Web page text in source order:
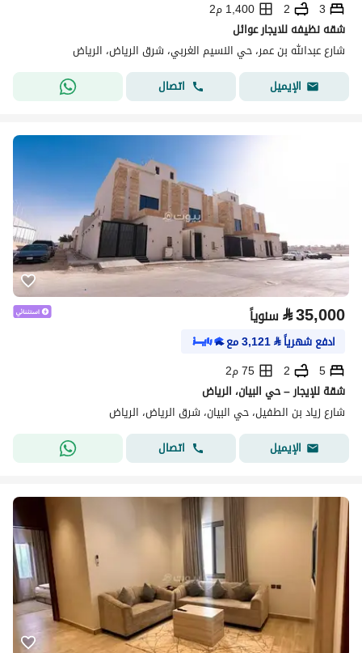
3
2
1,400 م2
شقه نظيفه للايجار عوائل
شارع عبدالله بن عمر، حي النسيم الغربي، شرق الرياض، الرياض
الإيميل
اتصال
⃁35,000 سنوياً
ادفع شهرياً⃁
3,121مع
5
2
75 م2
شقة للإيجار – حي البيان، الرياض
شارع زياد بن الطفيل، حي البيان، شرق الرياض، الرياض
الإيميل
اتصال